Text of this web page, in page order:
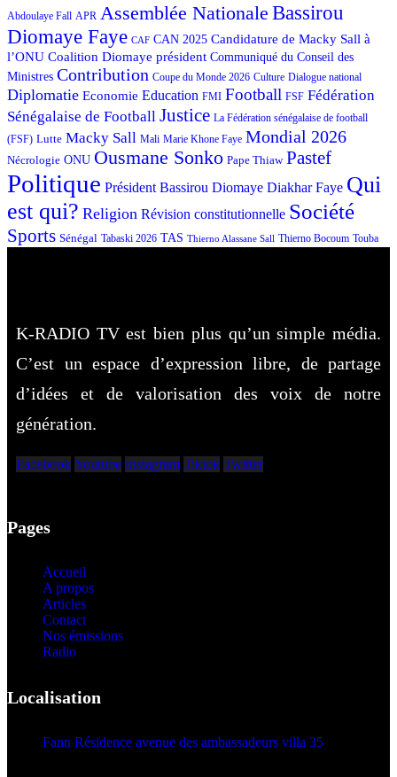
Abdoulaye Fall APR Assemblée Nationale Bassirou
Diomaye Faye CAF CAN 2025 Candidature de Macky Sall à
l’ONU Coalition Diomaye président Communiqué du Conseil des
Ministres Contribution Coupe du Monde 2026 Culture Dialogue national
Diplomatie Economie Education FMI Football FSF Fédération
Sénégalaise de Football Justice La Fédération sénégalaise de football
(FSF) Lutte Macky Sall Mali Marie Khone Faye Mondial 2026
Nécrologie ONU Ousmane Sonko Pape Thiaw Pastef
Politique Président Bassirou Diomaye Diakhar Faye Qui
est qui? Religion Révision constitutionnelle Société
Sports Sénégal Tabaski 2026 TAS Thierno Alassane Sall Thierno Bocoum Touba
K-RADIO TV est bien plus qu’un simple média.
C’est un espace d’expression libre, de partage
d’idées et de valorisation des voix de notre
génération.
Facebook Youtube Instagram Tiktok Twitter
Pages
Accueil
A propos
Articles
Contact
Nos émissions
Radio
Localisation
Fann Résidence avenue des ambassadeurs villa 35